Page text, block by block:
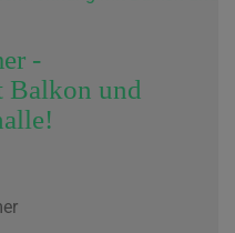
-
Balkon und